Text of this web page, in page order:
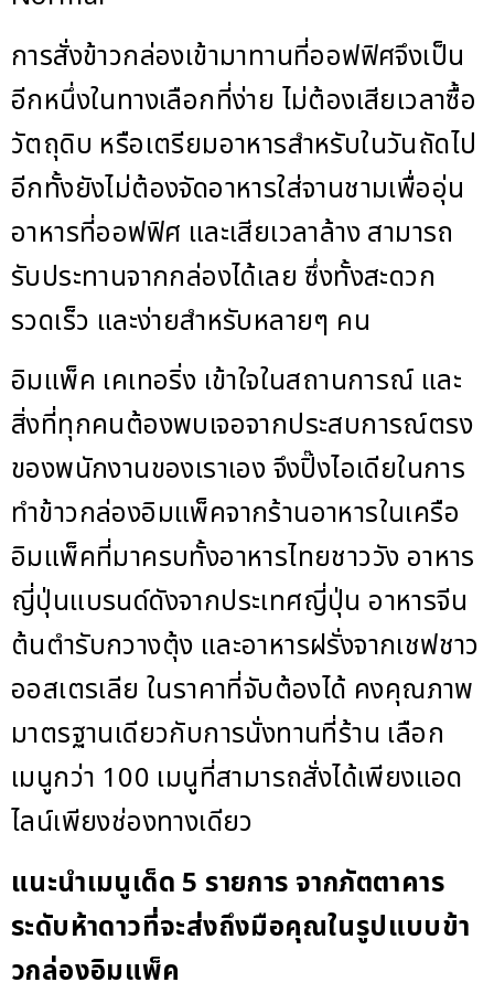
การสั่งข้าวกล่องเข้ามาทานที่ออฟฟิศจึงเป็น
อีกหนึ่งในทางเลือกที่ง่าย ไม่ต้องเสียเวลาซื้อ
วัตถุดิบ หรือเตรียมอาหารสำหรับในวันถัดไป
อีกทั้งยังไม่ต้องจัดอาหารใส่จานชามเพื่ออุ่น
อาหารที่ออฟฟิศ และเสียเวลาล้าง สามารถ
รับประทานจากกล่องได้เลย ซึ่งทั้งสะดวก
รวดเร็ว และง่ายสำหรับหลายๆ คน
อิมแพ็ค เคเทอริ่ง เข้าใจในสถานการณ์ และ
สิ่งที่ทุกคนต้องพบเจอจากประสบการณ์ตรง
ของพนักงานของเราเอง จึงปิ๊งไอเดียในการ
ทำข้าวกล่องอิมแพ็คจากร้านอาหารในเครือ
อิมแพ็คที่มาครบทั้งอาหารไทยชาววัง อาหาร
ญี่ปุ่นแบรนด์ดังจากประเทศญี่ปุ่น อาหารจีน
ต้นตำรับกวางตุ้ง และอาหารฝรั่งจากเชฟชาว
ออสเตรเลีย ในราคาที่จับต้องได้ คงคุณภาพ
มาตรฐานเดียวกับการนั่งทานที่ร้าน เลือก
เมนูกว่า 100 เมนูที่สามารถสั่งได้เพียงแอด
ไลน์เพียงช่องทางเดียว
แนะนำเมนูเด็ด 5 รายการ จากภัตตาคาร
ระดับห้าดาวที่จะส่งถึงมือคุณในรูปแบบข้า
วกล่องอิมแพ็ค